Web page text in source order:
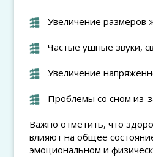
Увеличение размеров
Частые ушные звуки,
Увеличение
Проблемы со сном из-
Важно отметить, что
влияют на общее
эмоциональном и